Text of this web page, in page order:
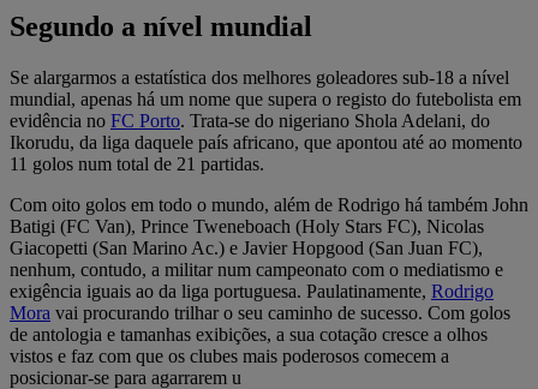
Segundo a nível mundial
Se alargarmos a estatística dos melhores goleadores sub-18 a nível
mundial, apenas há um nome que supera o registo do futebolista em
evidência no FC Porto. Trata-se do nigeriano Shola Adelani, do
Ikorudu, da liga daquele país africano, que apontou até ao momento
11 golos num total de 21 partidas.
Com oito golos em todo o mundo, além de Rodrigo há também John
Batigi (FC Van), Prince Tweneboach (Holy Stars FC), Nicolas
Giacopetti (San Marino Ac.) e Javier Hopgood (San Juan FC),
nenhum, contudo, a militar num campeonato com o mediatismo e
exigência iguais ao da liga portuguesa. Paulatinamente, Rodrigo
Mora vai procurando trilhar o seu caminho de sucesso. Com golos
de antologia e tamanhas exibições, a sua cotação cresce a olhos
vistos e faz com que os clubes mais poderosos comecem a
posicionar-se para agarrarem u